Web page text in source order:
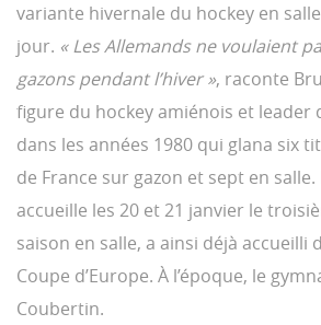
variante hivernale du hockey en
jour. « Les Allemands ne voulaient
gazons pendant l’hiver », raconte
figure du hockey amiénois et leader
dans les années 1980 qui glana six
de France sur gazon et sept en
accueille les 20 et 21 janvier le
saison en salle, a ainsi déjà accueilli
Coupe d’Europe. À l’époque, le
Coubertin.